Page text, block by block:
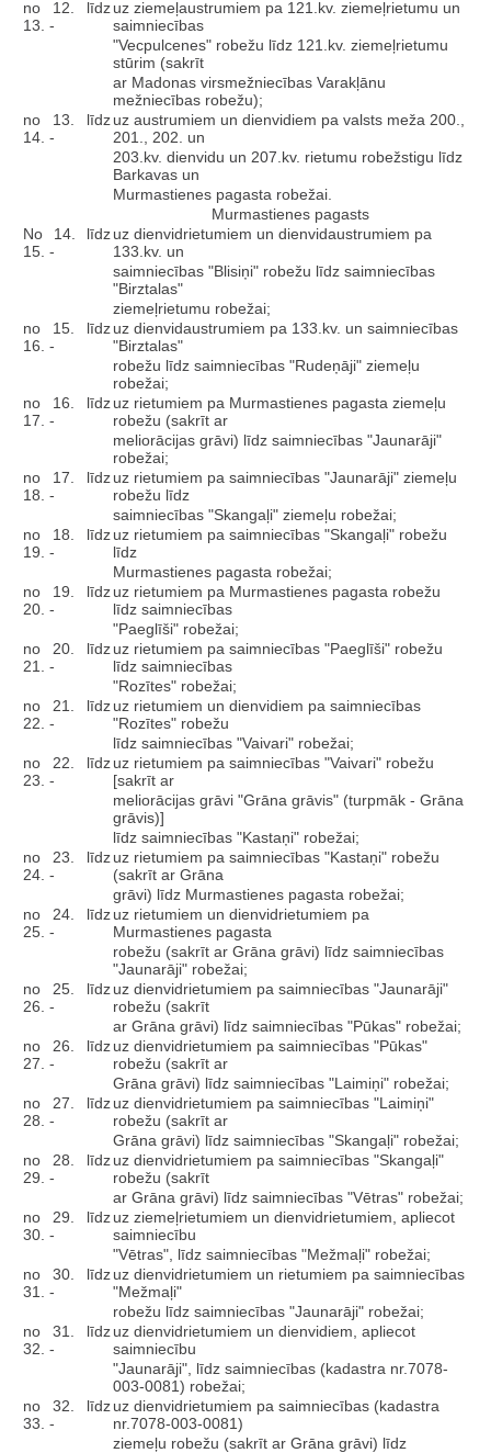
no 12. līdz
13. -
uz ziemeļaustrumiem pa 121.kv. ziemeļrietumu un
saimniecības
"Vecpulcenes" robežu līdz 121.kv. ziemeļrietumu
stūrim (sakrīt
ar Madonas virsmežniecības Varakļānu
mežniecības robežu);
no 13. līdz
14. -
uz austrumiem un dienvidiem pa valsts meža 200.,
201., 202. un
203.kv. dienvidu un 207.kv. rietumu robežstigu līdz
Barkavas un
Murmastienes pagasta robežai.
Murmastienes pagasts
No 14. līdz
15. -
uz dienvidrietumiem un dienvidaustrumiem pa
133.kv. un
saimniecības "Blisiņi" robežu līdz saimniecības
"Birztalas"
ziemeļrietumu robežai;
no 15. līdz
16. -
uz dienvidaustrumiem pa 133.kv. un saimniecības
"Birztalas"
robežu līdz saimniecības "Rudeņāji" ziemeļu
robežai;
no 16. līdz
17. -
uz rietumiem pa Murmastienes pagasta ziemeļu
robežu (sakrīt ar
meliorācijas grāvi) līdz saimniecības "Jaunarāji"
robežai;
no 17. līdz
18. -
uz rietumiem pa saimniecības "Jaunarāji" ziemeļu
robežu līdz
saimniecības "Skangaļi" ziemeļu robežai;
no 18. līdz
19. -
uz rietumiem pa saimniecības "Skangaļi" robežu
līdz
Murmastienes pagasta robežai;
no 19. līdz
20. -
uz rietumiem pa Murmastienes pagasta robežu
līdz saimniecības
"Paeglīši" robežai;
no 20. līdz
21. -
uz rietumiem pa saimniecības "Paeglīši" robežu
līdz saimniecības
"Rozītes" robežai;
no 21. līdz
22. -
uz rietumiem un dienvidiem pa saimniecības
"Rozītes" robežu
līdz saimniecības "Vaivari" robežai;
no 22. līdz
23. -
uz rietumiem pa saimniecības "Vaivari" robežu
[sakrīt ar
meliorācijas grāvi "Grāna grāvis" (turpmāk - Grāna
grāvis)]
līdz saimniecības "Kastaņi" robežai;
no 23. līdz
24. -
uz rietumiem pa saimniecības "Kastaņi" robežu
(sakrīt ar Grāna
grāvi) līdz Murmastienes pagasta robežai;
no 24. līdz
25. -
uz rietumiem un dienvidrietumiem pa
Murmastienes pagasta
robežu (sakrīt ar Grāna grāvi) līdz saimniecības
"Jaunarāji" robežai;
no 25. līdz
26. -
uz dienvidrietumiem pa saimniecības "Jaunarāji"
robežu (sakrīt
ar Grāna grāvi) līdz saimniecības "Pūkas" robežai;
no 26. līdz
27. -
uz dienvidrietumiem pa saimniecības "Pūkas"
robežu (sakrīt ar
Grāna grāvi) līdz saimniecības "Laimiņi" robežai;
no 27. līdz
28. -
uz dienvidrietumiem pa saimniecības "Laimiņi"
robežu (sakrīt ar
Grāna grāvi) līdz saimniecības "Skangaļi" robežai;
no 28. līdz
29. -
uz dienvidrietumiem pa saimniecības "Skangaļi"
robežu (sakrīt
ar Grāna grāvi) līdz saimniecības "Vētras" robežai;
no 29. līdz
30. -
uz ziemeļrietumiem un dienvidrietumiem, apliecot
saimniecību
"Vētras", līdz saimniecības "Mežmaļi" robežai;
no 30. līdz
31. -
uz dienvidrietumiem un rietumiem pa saimniecības
"Mežmaļi"
robežu līdz saimniecības "Jaunarāji" robežai;
no 31. līdz
32. -
uz dienvidrietumiem un dienvidiem, apliecot
saimniecību
"Jaunarāji", līdz saimniecības (kadastra nr.7078-
003-0081) robežai;
no 32. līdz
33. -
uz dienvidrietumiem pa saimniecības (kadastra
nr.7078-003-0081)
ziemeļu robežu (sakrīt ar Grāna grāvi) līdz